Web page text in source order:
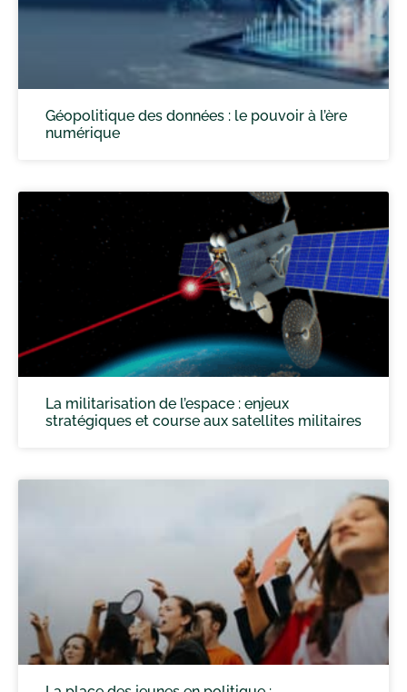
Géopolitique des données : le pouvoir à l’ère
numérique
La militarisation de l’espace : enjeux
stratégiques et course aux satellites militaires